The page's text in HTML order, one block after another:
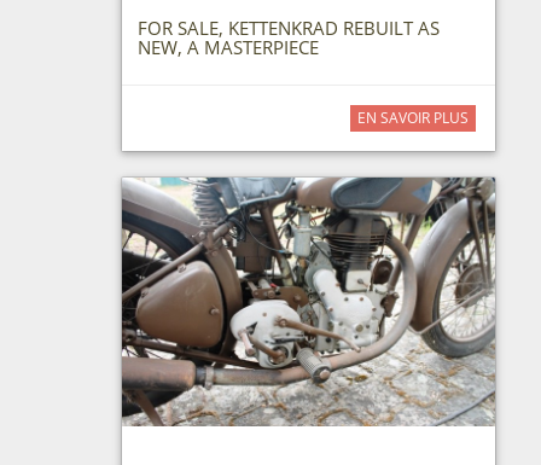
FOR SALE, KETTENKRAD REBUILT AS
NEW, A MASTERPIECE
EN SAVOIR PLUS